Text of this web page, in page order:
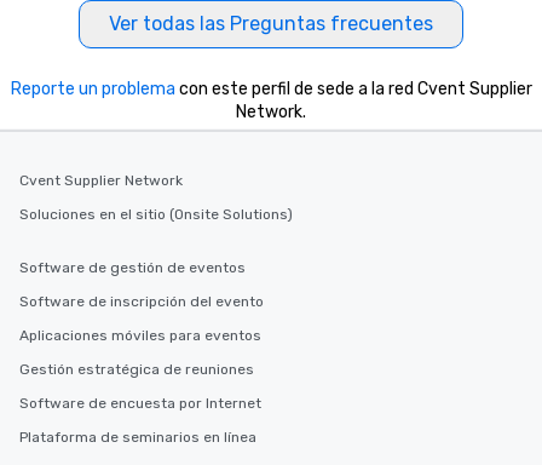
Ver todas las Preguntas frecuentes
Reporte un problema con este perfil de sede a la red Cvent Supplier
Network.
Cvent Supplier Network
Soluciones en el sitio (Onsite Solutions)
Software de gestión de eventos
Software de inscripción del evento
Aplicaciones móviles para eventos
Gestión estratégica de reuniones
Software de encuesta por Internet
Plataforma de seminarios en línea